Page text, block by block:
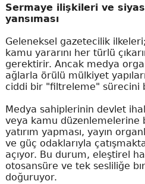
Sermaye ilişkileri ve
yansıması
Geleneksel gazetecilik
kamu yararını her türlü
gerektirir. Ancak medya
ağlarla örülü mülkiyet
ciddi bir "filtreleme" sürecini
Medya sahiplerinin devlet
veya kamu düzenlemelerine
yatırım yapması, yayın
ve güç odaklarıyla
açıyor. Bu durum, eleştirel
otosansüre ve tek sesliliğe
doğuruyor.